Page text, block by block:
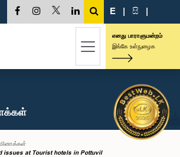
E | සි |
எனது பாராளுமன்றம்
இங்கே உள்நுழைக
issues at Tourist hotels in Pottuvil